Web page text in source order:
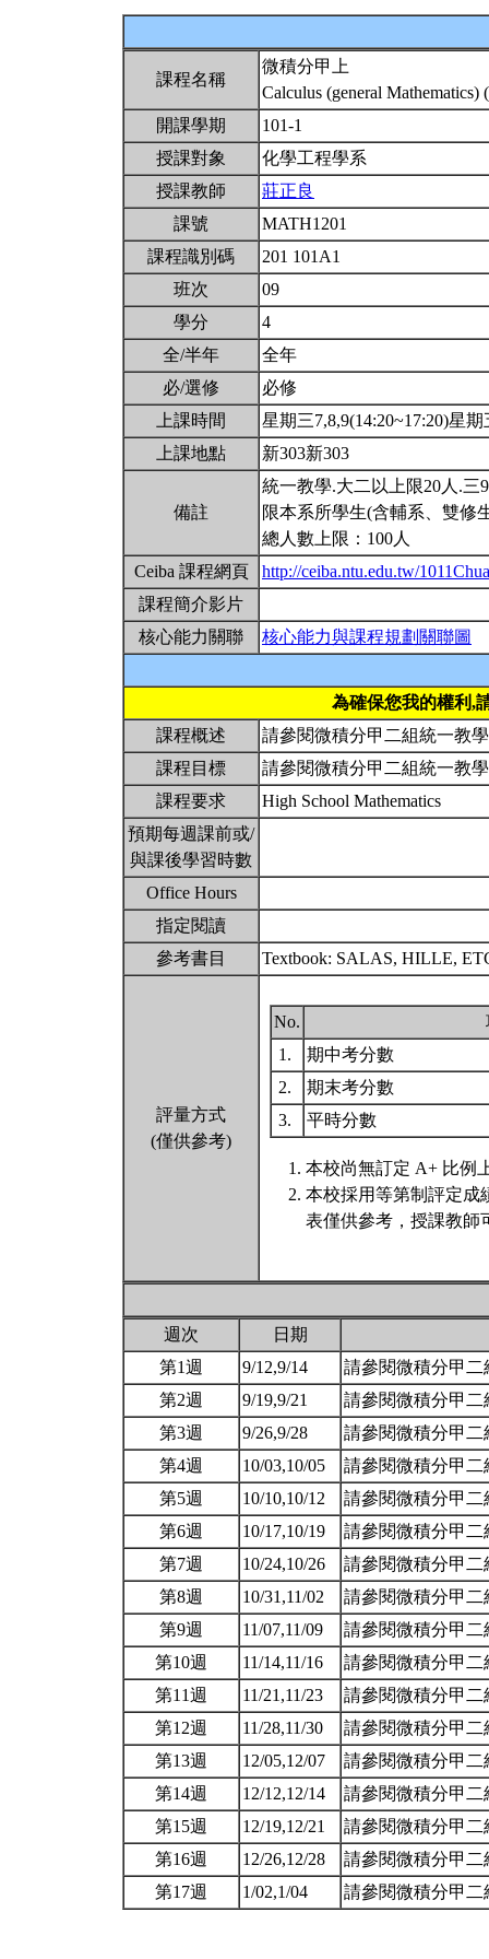
課程名稱
微積分甲上
Calculus (general Mathematics)
開課學期
101-1
授課對象
化學工程學系
授課教師
莊正良
課號
MATH1201
課程識別碼
201 101A1
班次
09
學分
4
全/半年
全年
必/選修
必修
上課時間
星期三7,8,9(14:20~17:20)星
上課地點
新303新303
備註
統一教學.大二以上限20人.三
限本系所學生(含輔系、雙修
總人數上限：100人
Ceiba 課程網頁
http://ceiba.ntu.edu.tw/
課程簡介影片
核心能力關聯
核心能力與課程規劃關聯圖
為確保您我的權利,
課程概述
請參閱微積分甲二組統一教
課程目標
請參閱微積分甲二組統一教
課程要求
High School Mathematics
預期每週課前或/
與課後學習時數
Office Hours
指定閱讀
參考書目
Textbook: SALAS, HILLE,
評量方式
(僅供參考)
No.
1.
期中考分數
2.
期末考分數
3.
平時分數
本校尚無訂定 A+ 比例
本校採用等第制評定成
表僅供參考，授課教師
週次
日期
第1週
9/12,9/14
請參閱微積分甲
第2週
9/19,9/21
請參閱微積分甲
第3週
9/26,9/28
請參閱微積分甲二
第4週
10/03,10/05
請參閱微積分甲
第5週
10/10,10/12
請參閱微積分甲
第6週
10/17,10/19
請參閱微積分甲二
第7週
10/24,10/26
請參閱微積分甲
第8週
10/31,11/02
請參閱微積分甲二
第9週
11/07,11/09
請參閱微積分甲二
第10週
11/14,11/16
請參閱微積分甲
第11週
11/21,11/23
請參閱微積分甲
第12週
11/28,11/30
請參閱微積分甲二
第13週
12/05,12/07
請參閱微積分甲
第14週
12/12,12/14
請參閱微積分甲二
第15週
12/19,12/21
請參閱微積分甲
第16週
12/26,12/28
請參閱微積分甲二
第17週
1/02,1/04 請參閱微積分甲二